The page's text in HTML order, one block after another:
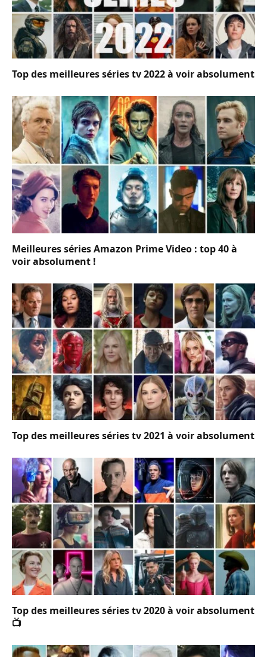
Top des meilleures séries tv 2022 à voir absolument
Meilleures séries Amazon Prime Video : top 40 à
voir absolument !
Top des meilleures séries tv 2021 à voir absolument
Top des meilleures séries tv 2020 à voir absolument
📺